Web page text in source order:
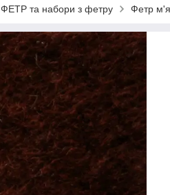
ФЕТР та набори з фетру Фетр